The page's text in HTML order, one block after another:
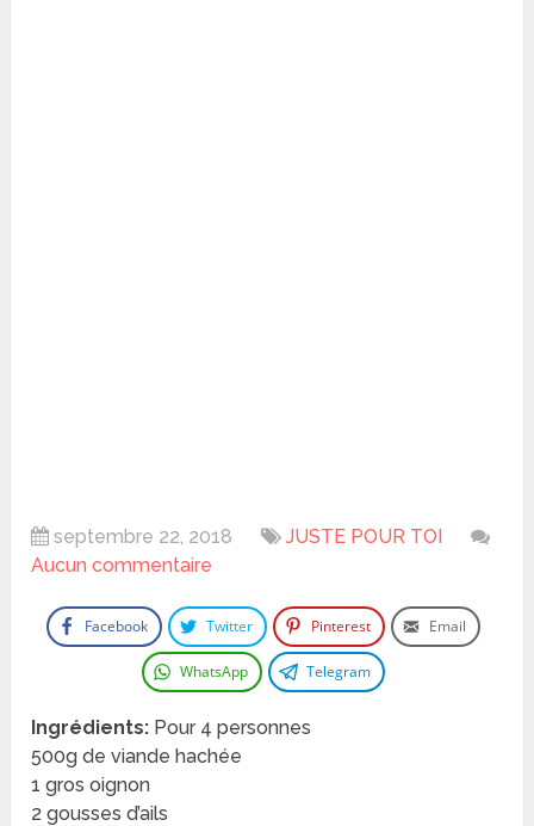
septembre 22, 2018
JUSTE POUR TOI
Aucun commentaire
Facebook Twitter Pinterest Email
WhatsApp Telegram
Ingrédients: Pour 4 personnes
500g de viande hachée
1 gros oignon
2 gousses d’ails